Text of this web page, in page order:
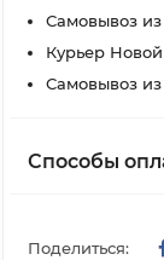
Самовывоз
Курьер
Самовывоз
Способы
Поделиться: